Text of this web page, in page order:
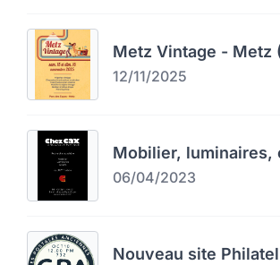
Metz Vintage - Metz
12/11/2025
Mobilier, luminaires,
06/04/2023
Nouveau site